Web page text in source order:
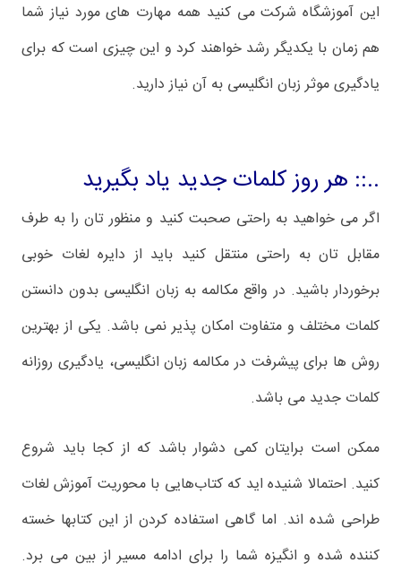
این آموزشگاه شرکت می کنید همه مهارت های مورد نیاز شما
هم زمان با یکدیگر رشد خواهند کرد و این چیزی است که برای
یادگیری موثر زبان انگلیسی به آن نیاز دارید.
..:: هر روز کلمات جدید یاد بگیرید
اگر می خواهید به راحتی صحبت کنید و منظور تان را به طرف
مقابل تان به راحتی منتقل کنید باید از دایره لغات خوبی
برخوردار باشید. در واقع مکالمه به زبان انگلیسی بدون دانستن
کلمات مختلف و متفاوت امکان پذیر نمی باشد. یکی از بهترین
روش ها برای پیشرفت در مکالمه زبان انگلیسی، یادگیری روزانه
کلمات جدید می باشد.
ممکن است برایتان کمی دشوار باشد که از کجا باید شروع
کنید. احتمالا شنیده اید که کتاب‌هایی با محوریت آموزش لغات
طراحی شده اند. اما گاهی استفاده کردن از این کتابها خسته
کننده شده و انگیزه شما را برای ادامه مسیر از بین می برد.